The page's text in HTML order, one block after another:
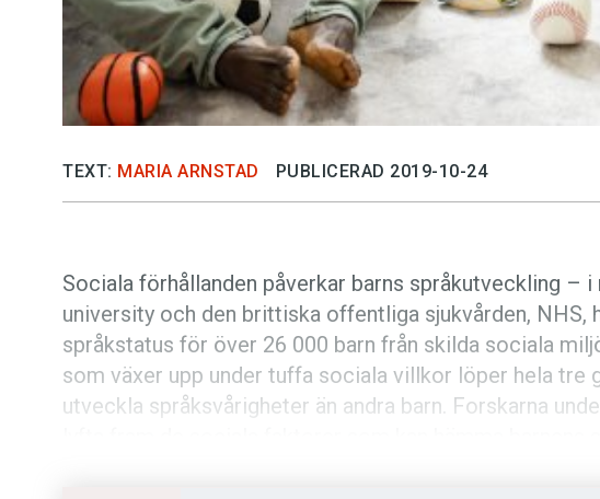
TEXT: MARIA ARNSTAD PUBLICERAD 2019-10-24
Sociala förhållanden påverkar barns språkutveckling – i
university och den brittiska offentliga sjukvården, NHS,
språkstatus för över 26 000 barn från skilda sociala
som växer upp under tuffa sociala villkor löper hela tre
utveckla språksvårigheter än andra barn. Forskarna